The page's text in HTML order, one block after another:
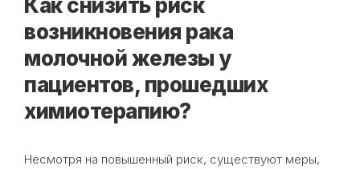
Как снизить риск
возникновения рака
молочной железы у
пациентов, прошедших
химиотерапию?
Несмотря на повышенный риск, существуют меры,